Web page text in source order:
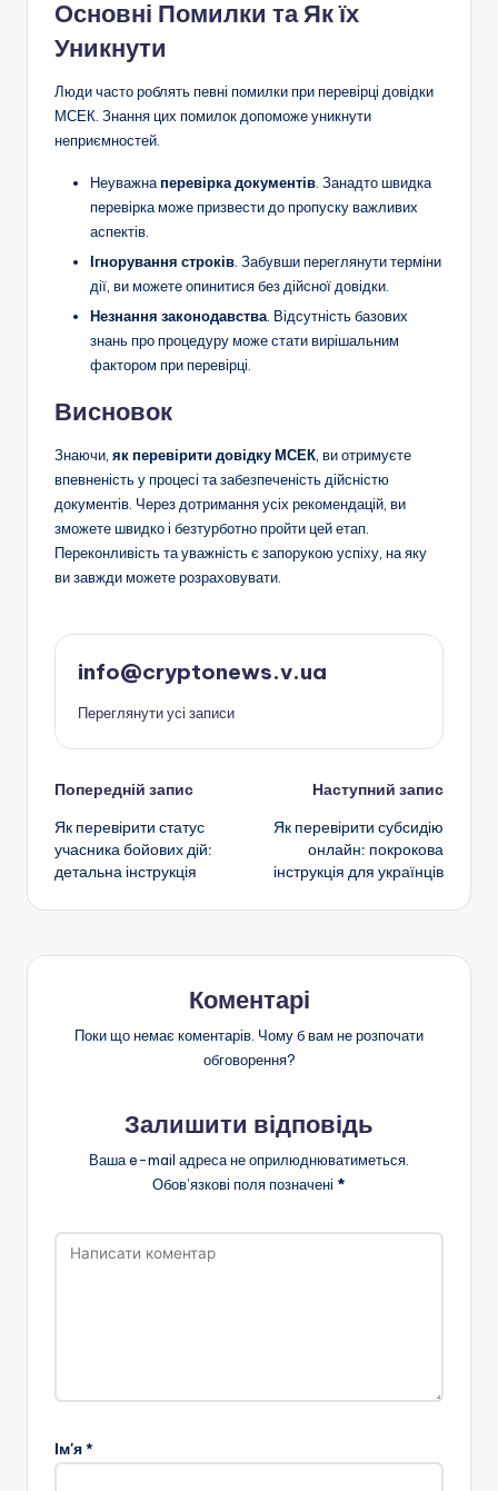
Основні Помилки та Як їх
Уникнути
Люди часто роблять певні помилки при перевірці довідки
МСЕК. Знання цих помилок допоможе уникнути
неприємностей.
Неуважнаперевірка документів . Занадто швидка
перевірка може призвести до пропуску важливих
аспектів.
Ігнорування строків . Забувши переглянути терміни
дії, ви можете опинитися без дійсної довідки.
Незнання законодавства . Відсутність базових
знань про процедуру може стати вирішальним
фактором при перевірці.
Висновок
Знаючи, як перевірити довідку МСЕК , ви отримуєте
впевненість у процесі та забезпеченість дійсністю
документів. Через дотримання усіх рекомендацій, ви
зможете швидко і безтурботно пройти цей етап.
Переконливість та уважність є запорукою успіху, на яку
ви завжди можете розраховувати.
info@cryptonews.v.ua
Переглянути усі записи
Навігація
по
запису
Попередній запис
Як перевірити статус
учасника бойових дій:
детальна інструкція
Наступний запис
Як перевірити субсидію
онлайн: покрокова
інструкція для українців
Коментарі
Поки що немає коментарів. Чому б вам не розпочати
обговорення?
Залишити відповідь
Ваша e-mail адреса не оприлюднюватиметься.
Обов’язкові поля позначені *
Ім'я*